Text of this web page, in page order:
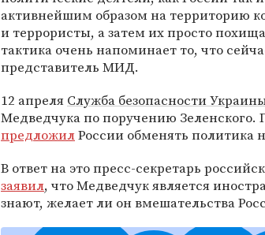
активнейшим образом на территорию
и террористы, а затем их просто
тактика очень напоминает то, что
представитель МИД.
12 апреля Служба безопасности
Медведчука по поручению Зеленского.
предложилРоссии обменять политика
В ответ на это пресс-секретарь
заявил, что Медведчук является
знают, желает ли он вмешательства